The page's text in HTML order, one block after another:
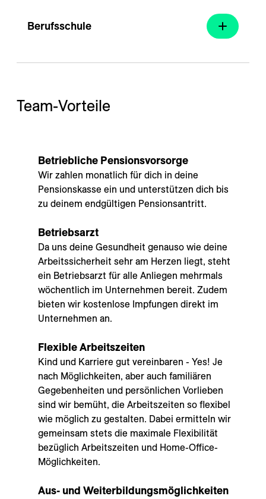
Berufsschule
Team-Vorteile
Betriebliche Pensionsvorsorge
Wir zahlen monatlich für dich in deine
Pensionskasse ein und unterstützen dich bis
zu deinem endgültigen Pensionsantritt.
Betriebsarzt
Da uns deine Gesundheit genauso wie deine
Arbeitssicherheit sehr am Herzen liegt, steht
ein Betriebsarzt für alle Anliegen mehrmals
wöchentlich im Unternehmen bereit. Zudem
bieten wir kostenlose Impfungen direkt im
Unternehmen an.
Flexible Arbeitszeiten
Kind und Karriere gut vereinbaren - Yes! Je
nach Möglichkeiten, aber auch familiären
Gegebenheiten und persönlichen Vorlieben
sind wir bemüht, die Arbeitszeiten so flexibel
wie möglich zu gestalten. Dabei ermitteln wir
gemeinsam stets die maximale Flexibilität
bezüglich Arbeitszeiten und Home-Office-
Möglichkeiten.
Aus- und Weiterbildungsmöglichkeiten